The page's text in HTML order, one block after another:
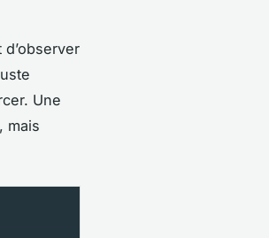
Une
mais